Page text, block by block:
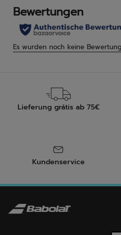
Lieferung grátis ab 75€
Kundenservice